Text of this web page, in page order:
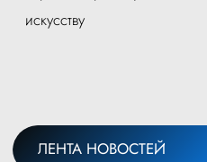
искусству
ЛЕНТА НОВОСТЕЙ